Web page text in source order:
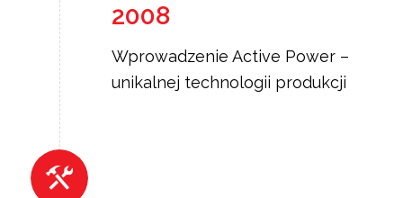
2008
Wprowadzenie Active Power –
unikalnej technologii produkcji